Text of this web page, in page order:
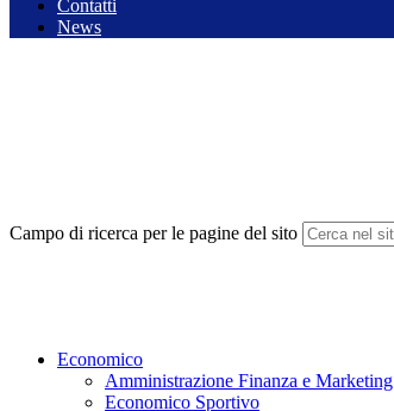
Contatti
News
Campo di ricerca per le pagine del sito
Economico
Amministrazione Finanza e Marketing
Economico Sportivo